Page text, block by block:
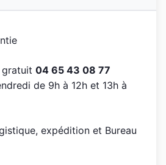
04 65 43 08 77
de 9h à 12h et 13h à
expédition et Bureau